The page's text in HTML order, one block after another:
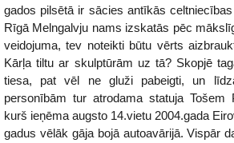
gados pilsētā ir sācies antīkās
Rīgā Melngalvju nams izskatās pēc
veidojuma, tev noteikti būtu vērts
Kārļa tiltu ar skulptūrām uz tā? Skopjē
tiesa, pat vēl ne gluži pabeigti, un
personībām tur atrodama statuja Tošem
kurš ieņēma augsto 14.vietu 2004.gada
gadus vēlāk gāja bojā autoavārijā. Vispār